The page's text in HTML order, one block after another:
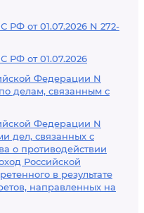
РФ от 01.07.2026 N 272-
РФ от 01.07.2026
Федерации N
делам, связанным с
Федерации N
дел, связанных с
о противодействии
Российской
в результате
направленных на